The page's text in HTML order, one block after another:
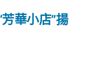
華小店”揚